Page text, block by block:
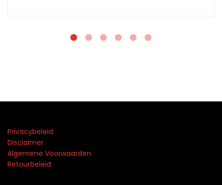
Privacybeleid
Disclaimer
Algemene Voorwaarden
Retourbeleid